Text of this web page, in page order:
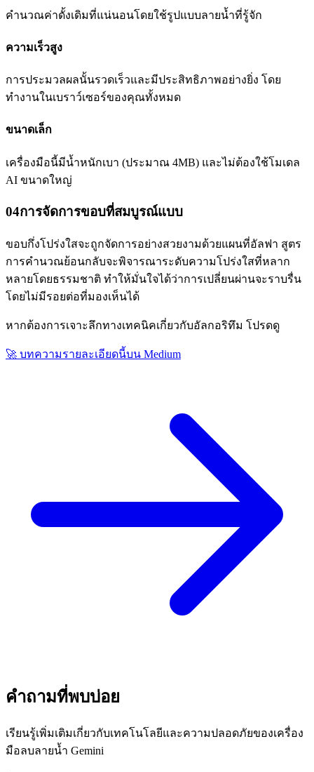
คำนวณค่าดั้งเดิมที่แน่นอนโดยใช้รูปแบบลายน้ำที่รู้จัก
ความเร็วสูง
การประมวลผลนั้นรวดเร็วและมีประสิทธิภาพอย่างยิ่ง โดย
ทำงานในเบราว์เซอร์ของคุณทั้งหมด
ขนาดเล็ก
เครื่องมือนี้มีน้ำหนักเบา (ประมาณ 4MB) และไม่ต้องใช้โมเดล
AI ขนาดใหญ่
04การจัดการขอบที่สมบูรณ์แบบ
ขอบกึ่งโปร่งใสจะถูกจัดการอย่างสวยงามด้วยแผนที่อัลฟา สูตร
การคำนวณย้อนกลับจะพิจารณาระดับความโปร่งใสที่หลาก
หลายโดยธรรมชาติ ทำให้มั่นใจได้ว่าการเปลี่ยนผ่านจะราบรื่น
โดยไม่มีรอยต่อที่มองเห็นได้
หากต้องการเจาะลึกทางเทคนิคเกี่ยวกับอัลกอริทึม โปรดดู
🚀 บทความรายละเอียดนี้บน Medium
คำถามที่พบบ่อย
เรียนรู้เพิ่มเติมเกี่ยวกับเทคโนโลยีและความปลอดภัยของเครื่อง
มือลบลายน้ำ Gemini